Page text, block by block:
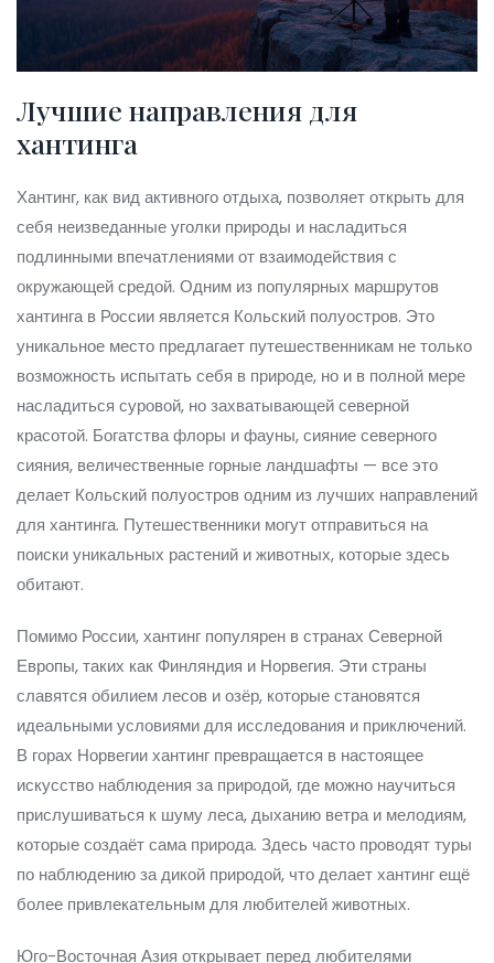
Лучшие направления для
хантинга
Хантинг, как вид активного отдыха, позволяет открыть для
себя неизведанные уголки природы и насладиться
подлинными впечатлениями от взаимодействия с
окружающей средой. Одним из популярных маршрутов
хантинга в России является Кольский полуостров. Это
уникальное место предлагает путешественникам не только
возможность испытать себя в природе, но и в полной мере
насладиться суровой, но захватывающей северной
красотой. Богатства флоры и фауны, сияние северного
сияния, величественные горные ландшафты — все это
делает Кольский полуостров одним из лучших направлений
для хантинга. Путешественники могут отправиться на
поиски уникальных растений и животных, которые здесь
обитают.
Помимо России, хантинг популярен в странах Северной
Европы, таких как Финляндия и Норвегия. Эти страны
славятся обилием лесов и озёр, которые становятся
идеальными условиями для исследования и приключений.
В горах Норвегии хантинг превращается в настоящее
искусство наблюдения за природой, где можно научиться
прислушиваться к шуму леса, дыханию ветра и мелодиям,
которые создаёт сама природа. Здесь часто проводят туры
по наблюдению за дикой природой, что делает хантинг ещё
более привлекательным для любителей животных.
Юго-Восточная Азия открывает перед любителями